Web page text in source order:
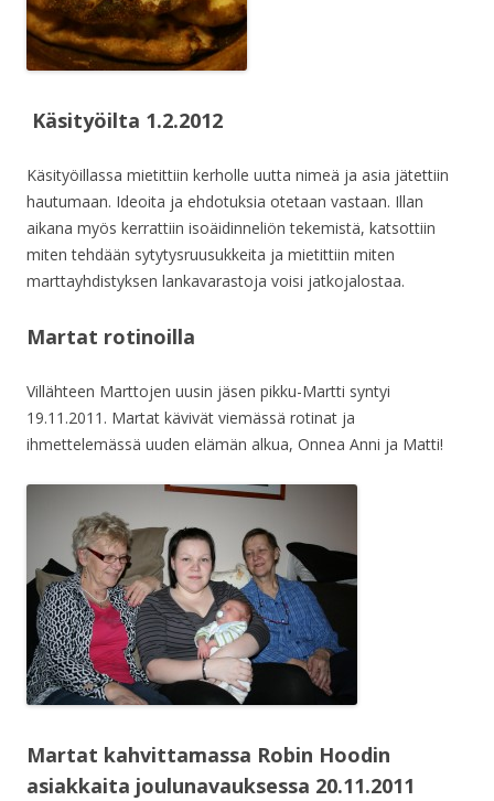
Käsityöilta 1.2.2012
Käsityöillassa mietittiin kerholle uutta nimeä ja asia jätettiin
hautumaan. Ideoita ja ehdotuksia otetaan vastaan. Illan
aikana myös kerrattiin isoäidinneliön tekemistä, katsottiin
miten tehdään sytytysruusukkeita ja mietittiin miten
marttayhdistyksen lankavarastoja voisi jatkojalostaa.
Martat rotinoilla
Villähteen Marttojen uusin jäsen pikku-Martti syntyi
19.11.2011. Martat kävivät viemässä rotinat ja
ihmettelemässä uuden elämän alkua, Onnea Anni ja Matti!
Martat kahvittamassa Robin Hoodin
asiakkaita joulunavauksessa 20.11.2011